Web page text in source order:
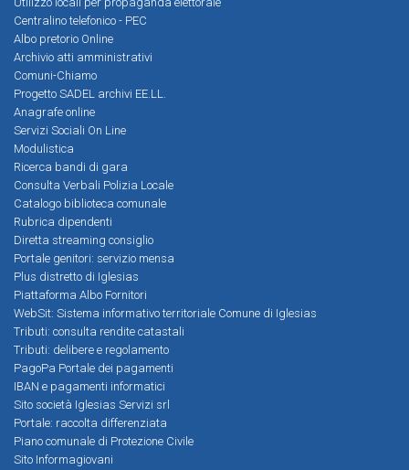
Centralino telefonico - PEC
Albo pretorio Online
Archivio atti amministrativi
Comuni-Chiamo
Progetto SADEL archivi EE.LL.
Anagrafe online
Servizi Sociali On Line
Modulistica
Ricerca bandi di gara
Consulta Verbali Polizia Locale
Catalogo biblioteca comunale
Rubrica dipendenti
Diretta streaming consiglio
Portale genitori: servizio mensa
Plus distretto di Iglesias
Piattaforma Albo Fornitori
WebSit: Sistema informativo territoriale Comune di Iglesias
Tributi: consulta rendite catastali
Tributi: delibere e regolamento
PagoPa Portale dei pagamenti
IBAN e pagamenti informatici
Sito società Iglesias Servizi srl
Portale: raccolta differenziata
Piano comunale di Protezione Civile
Sito Informagiovani